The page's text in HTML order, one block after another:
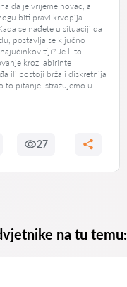
da je vrijeme novac, a
biti pravi krvopija
se nađete u situaciji da
postavlja se ključno
Je li to
kroz labirinte
ili postoji brža i diskretnija
to pitanje istražujemo u
27
na tu temu: